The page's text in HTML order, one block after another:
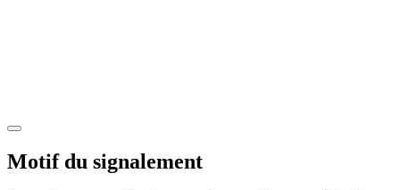
Motif du signalement